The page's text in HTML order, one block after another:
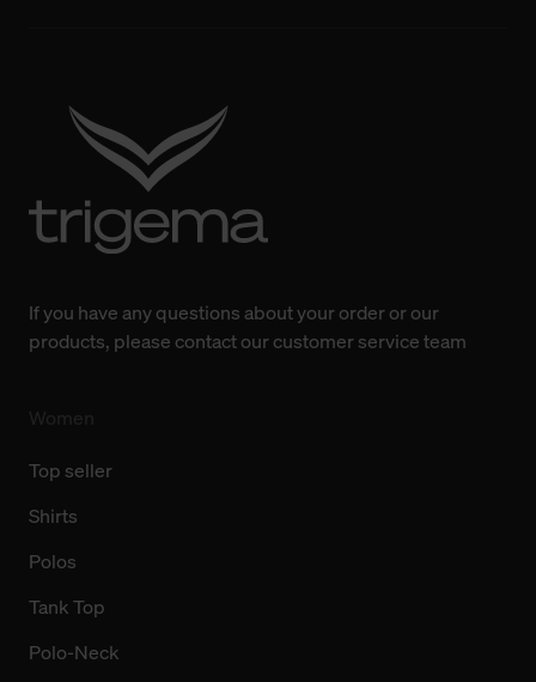
Weitere Informationen über Cookies und Web-
Technologien sowie die Nutzung Ihrer persönlichen Daten
finden Sie in unserer Datenschutzerklärung.
If you have any questions about your order or our
products, please contact our customer service team
Top seller
Shirts
Polos
Tank Top
Polo-Neck